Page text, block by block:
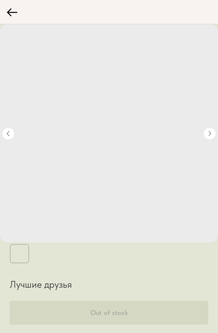
Лучшие друзья
Out of stock